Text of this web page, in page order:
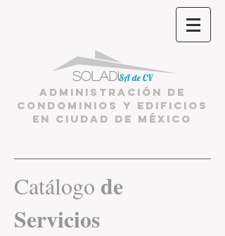
SoladiSA de CV
Administración de
condominios y edificios
en ciudad de México
Catálogo de
Servicios